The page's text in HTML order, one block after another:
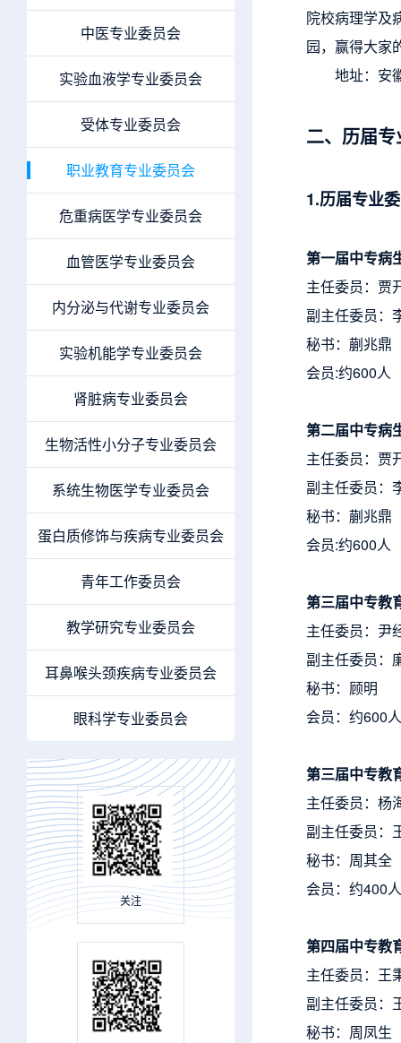
中医专业委员会
实验血液学专业委员会
受体专业委员会
职业教育专业委员会
危重病医学专业委员会
血管医学专业委员会
内分泌与代谢专业委员会
实验机能学专业委员会
肾脏病专业委员会
生物活性小分子专业委员会
系统生物医学专业委员会
蛋白质修饰与疾病专业委员会
青年工作委员会
教学研究专业委员会
耳鼻喉头颈疾病专业委员会
眼科学专业委员会
关注
院校病理学及
园，赢得大家
地址：安徽
二、历届
1.历届专业
第一届中专病
主任委员：贾
副主任委员：
秘书：蒯兆鼎
会员:约600人
第二届中专病
主任委员：贾
副主任委员：
秘书：蒯兆鼎
会员:约600人
第三届中专教
主任委员：尹
副主任委员：
秘书：顾明
会员：约600人
第三届中专教
主任委员：杨
副主任委员：
秘书：周其全
会员：约400人
第四届中专教
主任委员：王
副主任委员：
秘书：周凤生